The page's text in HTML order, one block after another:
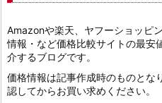
Amazonや楽天、ヤフーショッピ
情報・など価格比較サイトの最安
介するブログです。
価格情報は記事作成時のものとな
認してからお買い求めください。